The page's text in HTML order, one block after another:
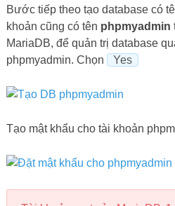
Bước tiếp theo tạo database có
khoản cũng có tên phpmyadmin
MariaDB, để quản trị database
phpmyadmin. Chọn
Yes
Tạo mật khẩu cho tài khoản